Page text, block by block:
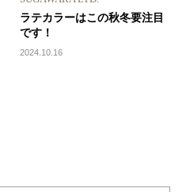
ラテカラーはこの秋冬要注目
です！
2024.10.16